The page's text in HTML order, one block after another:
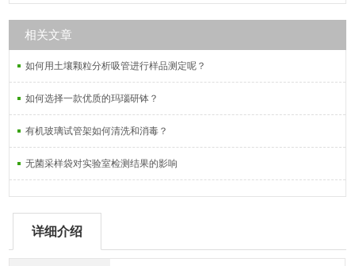
相关文章
如何用土壤颗粒分析吸管进行样品测定呢？
如何选择一款优质的玛瑙研钵？
有机玻璃试管架如何清洗和消毒？
无菌采样袋对实验室检测结果的影响
详细介绍